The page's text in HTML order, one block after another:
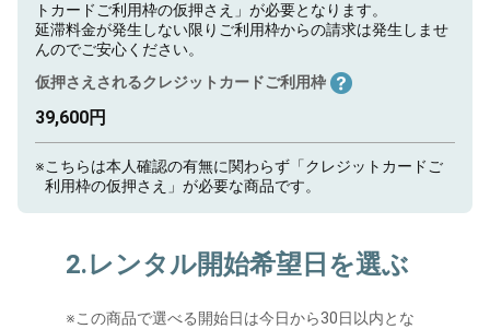
トカードご利用枠の仮押さえ」が必要となります。
延滞料金が発生しない限りご利用枠からの請求は発生しませ
んのでご安心ください。
仮押さえされるクレジットカードご利用枠
39,600円
※こちらは本人確認の有無に関わらず「クレジットカードご
利用枠の仮押さえ」が必要な商品です。
2.レンタル開始希望日を選ぶ
※この商品で選べる開始日は今日から30日以内とな